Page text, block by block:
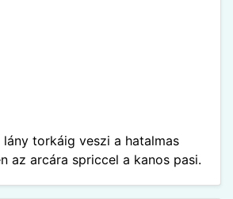
torkáig veszi a hatalmas
az arcára spriccel a kanos pasi.